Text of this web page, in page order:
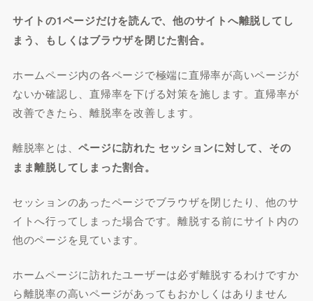
サイトの1ページだけを読んで、他のサイトへ離脱してし
まう、もしくはブラウザを閉じた割合。
ホームページ内の各ページで極端に直帰率が高いページが
ないか確認し、直帰率を下げる対策を施します。直帰率が
改善できたら、離脱率を改善します。
離脱率とは、ページに訪れた セッションに対して、その
まま離脱してしまった割合。
セッションのあったページでブラウザを閉じたり、他のサ
イトへ行ってしまった場合です。離脱する前にサイト内の
他のページを見ています。
ホームページに訪れたユーザーは必ず離脱するわけですか
ら離脱率の高いページがあってもおかしくはありません